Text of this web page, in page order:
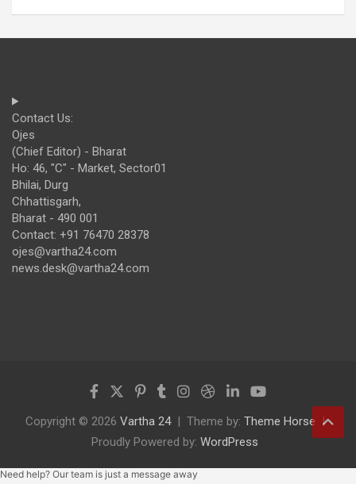
Contact Us:
Ojes
(Chief Editor) - Bharat
Ho: 46, "C" - Market, Sector01
Bhilai, Durg
Chhattisgarh,
Bharat - 490 001
Contact: +91 76470 28378
ojes@vartha24.com
news.desk@vartha24.com
Copyright © 2026 Vartha 24 Theme by: Theme Horse
Proudly Powered by: WordPress
Need help? Our team is just a message away